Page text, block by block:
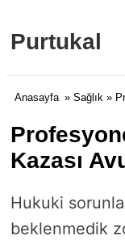
Purtukal
Anasayfa » Sağlık »
Kazası
Hukuki
beklenmedik